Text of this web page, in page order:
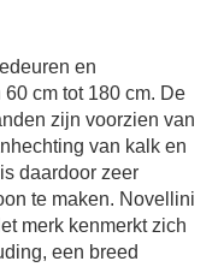
en
cm tot 180 cm. De
zijn voorzien van
van kalk en
daardoor zeer
te maken. Novellini
merk kenmerkt zich
een breed